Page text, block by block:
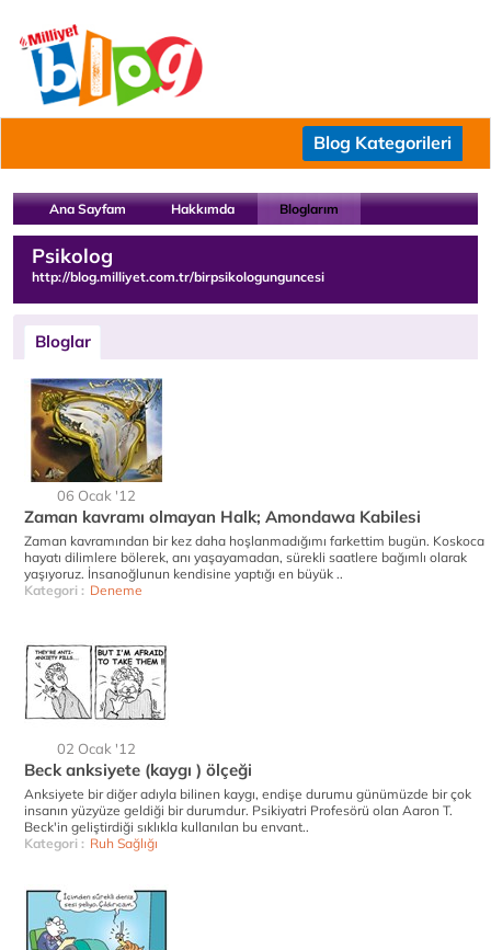
Blog Kategorileri
Ana Sayfam Hakkımda Bloglarım
Psikolog
http://blog.milliyet.com.tr/birpsikologunguncesi
Bloglar
06 Ocak '12
Zaman kavramı olmayan Halk; Amondawa Kabilesi
Zaman kavramından bir kez daha hoşlanmadığımı farkettim bugün. Koskoca
hayatı dilimlere bölerek, anı yaşayamadan, sürekli saatlere bağımlı olarak
yaşıyoruz. İnsanoğlunun kendisine yaptığı en büyük ..
Kategori : Deneme
02 Ocak '12
Beck anksiyete (kaygı ) ölçeği
Anksiyete bir diğer adıyla bilinen kaygı, endişe durumu günümüzde bir çok
insanın yüzyüze geldiği bir durumdur. Psikiyatri Profesörü olan Aaron T.
Beck'in geliştirdiği sıklıkla kullanılan bu envant..
Kategori : Ruh Sağlığı